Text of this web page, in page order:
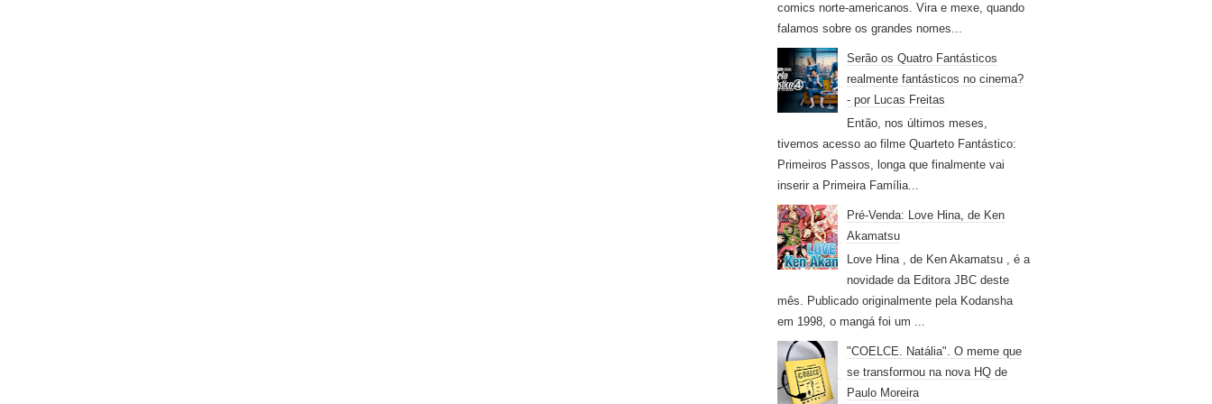
comics norte-americanos. Vira e mexe, quando
falamos sobre os grandes nomes...
Serão os Quatro Fantásticos
realmente fantásticos no cinema?
- por Lucas Freitas
Então, nos últimos meses,
tivemos acesso ao filme Quarteto Fantástico:
Primeiros Passos, longa que finalmente vai
inserir a Primeira Família...
Pré-Venda: Love Hina, de Ken
Akamatsu
Love Hina , de Ken Akamatsu , é a
novidade da Editora JBC deste
mês. Publicado originalmente pela Kodansha
em 1998, o mangá foi um ...
"COELCE. Natália". O meme que
se transformou na nova HQ de
Paulo Moreira